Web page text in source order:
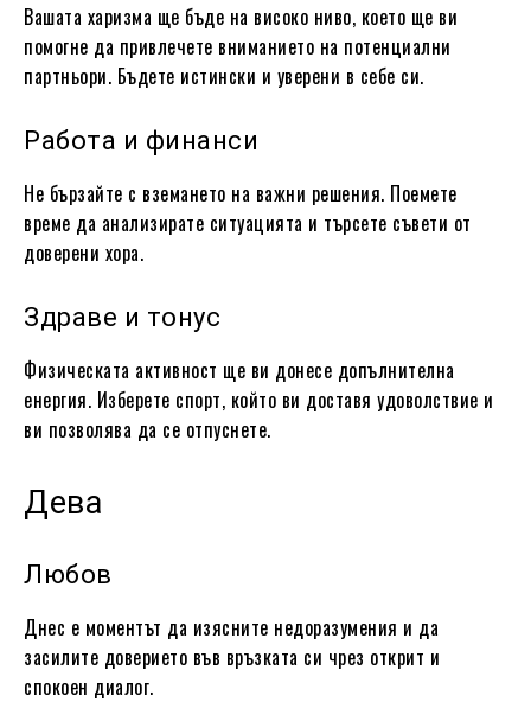
Вашата харизма ще бъде на високо ниво, което ще ви
помогне да привлечете вниманието на потенциални
партньори. Бъдете истински и уверени в себе си.
Работа и финанси
Не бързайте с вземането на важни решения. Поемете
време да анализирате ситуацията и търсете съвети от
доверени хора.
Здраве и тонус
Физическата активност ще ви донесе допълнителна
енергия. Изберете спорт, който ви доставя удоволствие и
ви позволява да се отпуснете.
Дева
Любов
Днес е моментът да изясните недоразумения и да
засилите доверието във връзката си чрез открит и
спокоен диалог.